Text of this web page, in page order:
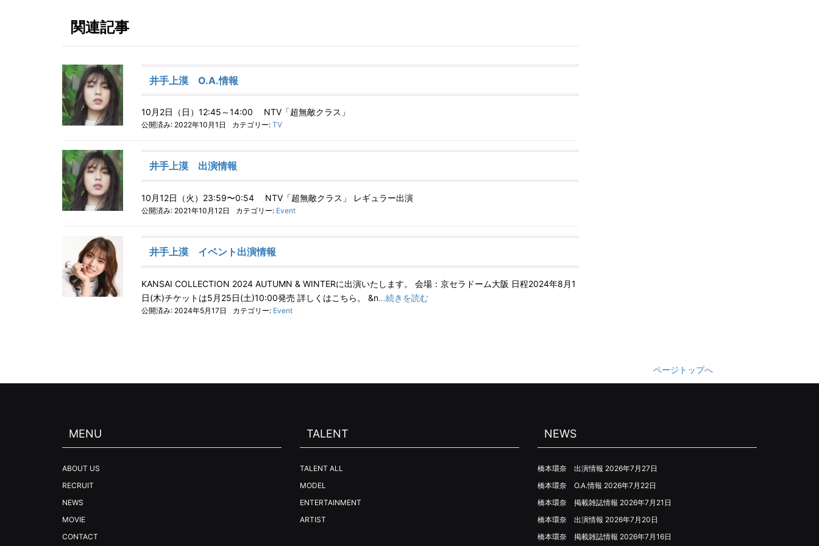
関連記事
井手上漠 O.A.情報
10月2日（日）12:45～14:00 NTV「超無敵クラス」
公開済み: 2022年10月1日 カテゴリー: TV
井手上漠 出演情報
10月12日（火）23:59〜0:54 NTV「超無敵クラス」 レギュラー出演
公開済み: 2021年10月12日 カテゴリー: Event
井手上漠 イベント出演情報
KANSAI COLLECTION 2024 AUTUMN & WINTERに出演いたします。 会場：京セラドーム大阪 日程2024年8月1
日(木)チケットは5月25日(土)10:00発売 詳しくはこちら。 &n…続きを読む
公開済み: 2024年5月17日 カテゴリー: Event
ページトップへ
MENU
ABOUT US
RECRUIT
NEWS
MOVIE
CONTACT
TALENT
TALENT ALL
MODEL
ENTERTAINMENT
ARTIST
NEWS
橋本環奈 出演情報 2026年7月27日
橋本環奈 O.A.情報 2026年7月22日
橋本環奈 掲載雑誌情報 2026年7月21日
橋本環奈 出演情報 2026年7月20日
橋本環奈 掲載雑誌情報 2026年7月16日